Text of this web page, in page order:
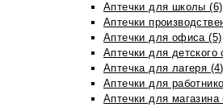
Аптечки для школы (6)
Аптечки
Аптечки для офиса (5)
Аптечки для детского
Аптечка для лагеря (4)
Аптечки для
Аптечки для магазина